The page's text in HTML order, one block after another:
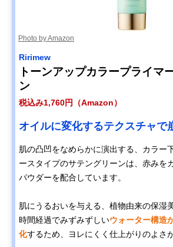
Photo by Amazon
Ririmew
トーンアップカラープライマ
ン
税込み1,760円（Amazon）
オイルに変化するテクスチャで
肌の凸凹をなめらかに演出する、カラー
ースタイプのサテングリーンは、赤みを
パウダーを配合しています。
肌にうるおいを与える、植物由来の保湿
時間経過でみずみずしいウォーター構造
化するため、ヨレにくく仕上がりのよさ